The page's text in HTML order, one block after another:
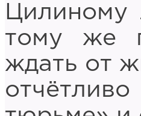
Цилиному
тому же
ждать от